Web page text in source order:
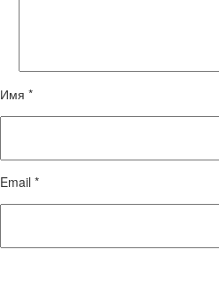
Имя *
Email *